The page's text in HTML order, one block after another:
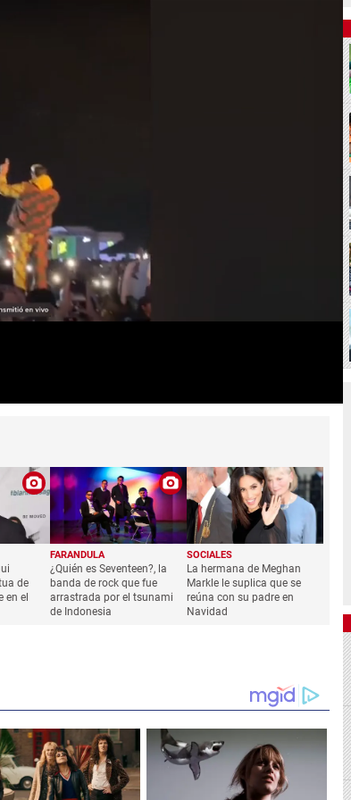
de
en el
FARANDULA
¿Quién es Seventeen?, la
banda de rock que fue
arrastrada por el tsunami
de Indonesia
SOCIALES
La hermana de Meghan
Markle le suplica que se
reúna con su padre en
Navidad